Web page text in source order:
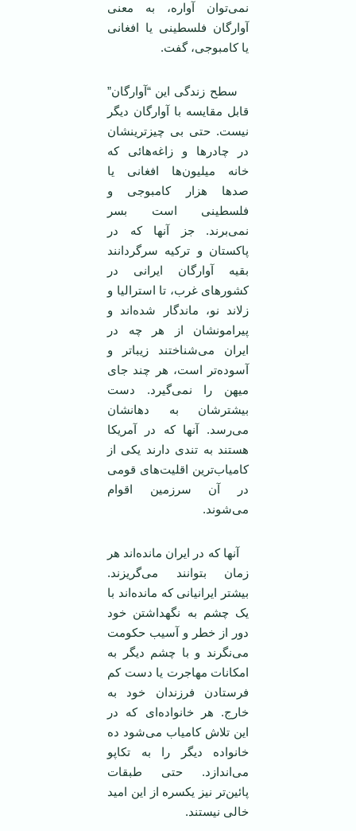
نمی‌توان آواره، به معنی
آوارگان فلسطینی یا افغانی
یا کامبوجی، گفت.
سطح زندگی این “آوارگان”
قابل مقایسه با آوارگان دیگر
نیست. حتی بی چیزترینشان
در چادرها و زاغه‌هائی که
خانه میلیون‌ها افغانی یا
صدها هزار کامبوجی و
فلسطینی است بسر
نمی‌برند. جز آنها که در
پاکستان و ترکیه سرگردانند
بقیه آوارگان ایرانی در
کشورهای غرب، تا استرالیا و
زلاند نو، ماندگار شده‌اند و
پیرامونشان از هر چه در
ایران می‌شناختند زیبا‌تر و
آسوده‌تر است، هر چند جای
میهن را نمی‌گیرد. دست
بیشترشان به دهانشان
می‌رسد. آنها که در آمریکا
هستند به تندی دارند یکی از
کامیاب‌ترین اقلیت‌های قومی
در آن سرزمین اقوام
می‌شوند.
آنها که در ایران مانده‌اند هر
زمان بتوانند می‌گریزند.
بیشتر ایرانیانی که مانده‌اند با
یک چشم به نگهداشتن خود
دور از خطر و آسیب حکومت
می‌نگرند و با چشم دیگر به
امکانات مهاجرت یا دست کم
فرستادن فرزندان خود به
خارج. هر خانواده‌ای که در
این تلاش کامیاب می‌شود ده
خانواده دیگر را به تکاپو
می‌اندازد. حتی طبقات
پائین‌تر نیز یکسره از این امید
خالی نیستند.